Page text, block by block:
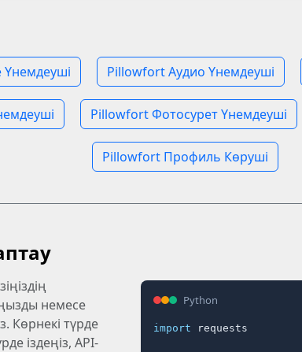
Pillowfort Аудио Үнемдеуші
Pillowfort Фотосурет Үнемдеуші
Pillowfort Профиль Көруші
немесе
Көрнекі түрде
іздеңіз, API-
Python
import requests